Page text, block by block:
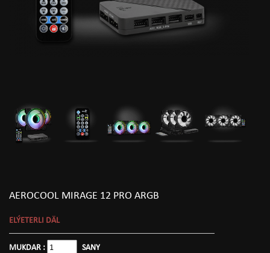
AEROCOOL MIRAGE 12 PRO ARGB
ELÝETERLI DÄL
MUKDAR : SANY